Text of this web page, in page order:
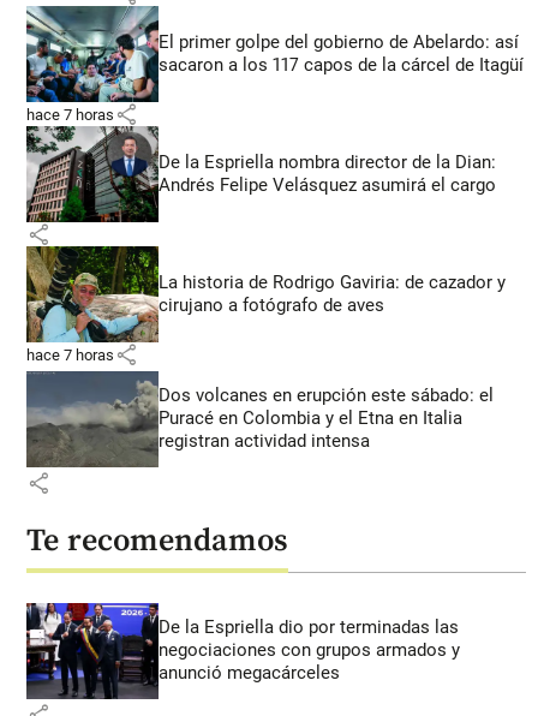
El primer golpe del gobierno de Abelardo: así
sacaron a los 117 capos de la cárcel de Itagüí
hace 7 horas share
De la Espriella nombra director de la Dian:
Andrés Felipe Velásquez asumirá el cargo
share
La historia de Rodrigo Gaviria: de cazador y
cirujano a fotógrafo de aves
hace 7 horas share
Dos volcanes en erupción este sábado: el
Puracé en Colombia y el Etna en Italia
registran actividad intensa
share
Te recomendamos
De la Espriella dio por terminadas las
negociaciones con grupos armados y
anunció megacárceles